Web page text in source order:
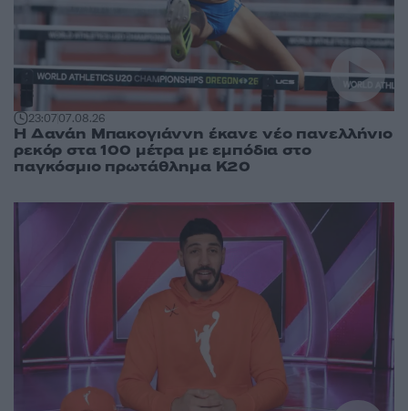
23:0707.08.26
Η Δανάη Μπακογιάννη έκανε νέο πανελλήνιο
ρεκόρ στα 100 μέτρα με εμπόδια στο
παγκόσμιο πρωτάθλημα Κ20